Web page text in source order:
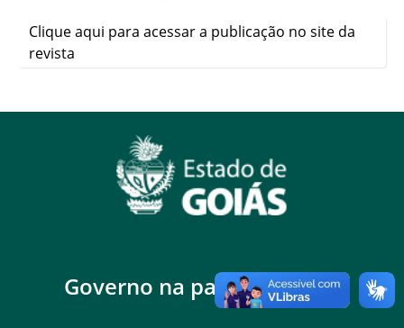
Clique aqui para acessar a publicação no site da
revista
Governo na palma da mão